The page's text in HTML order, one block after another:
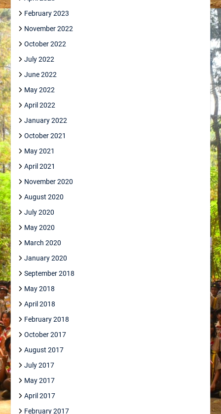
February 2023
November 2022
October 2022
July 2022
June 2022
May 2022
April 2022
January 2022
October 2021
May 2021
April 2021
November 2020
August 2020
July 2020
May 2020
March 2020
January 2020
September 2018
May 2018
April 2018
February 2018
October 2017
August 2017
July 2017
May 2017
April 2017
February 2017